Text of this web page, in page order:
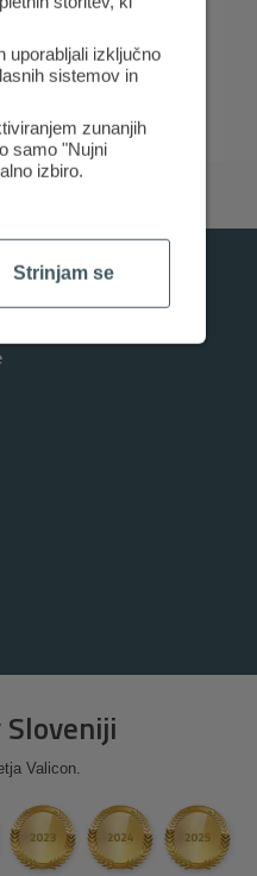
Valicon.
uporabljali izključno
sistemov in
zunanjih
samo "Nujni
izbiro.
Strinjam se